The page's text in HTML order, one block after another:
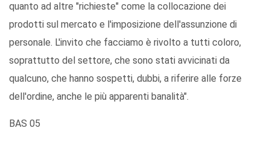
quanto ad altre "richieste" come la collocazione dei
prodotti sul mercato e l'imposizione dell'assunzione di
personale. L'invito che facciamo è rivolto a tutti coloro,
soprattutto del settore, che sono stati avvicinati da
qualcuno, che hanno sospetti, dubbi, a riferire alle forze
dell'ordine, anche le più apparenti banalità".
BAS 05